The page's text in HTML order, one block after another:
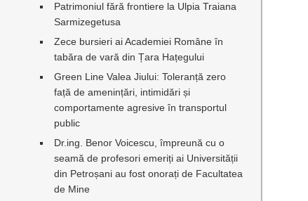
Patrimoniul fără frontiere la Ulpia Traiana
Sarmizegetusa
Zece bursieri ai Academiei Române în
tabăra de vară din Țara Hațegului
Green Line Valea Jiului: Toleranță zero
față de amenințări, intimidări și
comportamente agresive în transportul
public
Dr.ing. Benor Voicescu, împreună cu o
seamă de profesori emeriți ai Universității
din Petroșani au fost onorați de Facultatea
de Mine